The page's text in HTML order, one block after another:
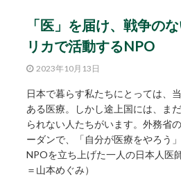
「医」を届け、戦争の
リカで活動するNPO
2023年10月13日
日本で暮らす私たちにとっては、
ある医療。しかし途上国には、ま
られない人たちがいます。外務省
ーダンで、「自分が医療をやろう
NPOを立ち上げた一人の日本人医
＝山本めぐみ）